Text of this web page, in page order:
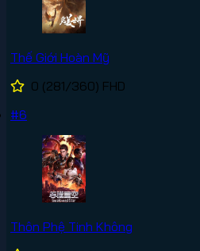
Thế Giới Hoàn Mỹ
0 (281/360) FHD
#6
Thôn Phệ Tinh Không